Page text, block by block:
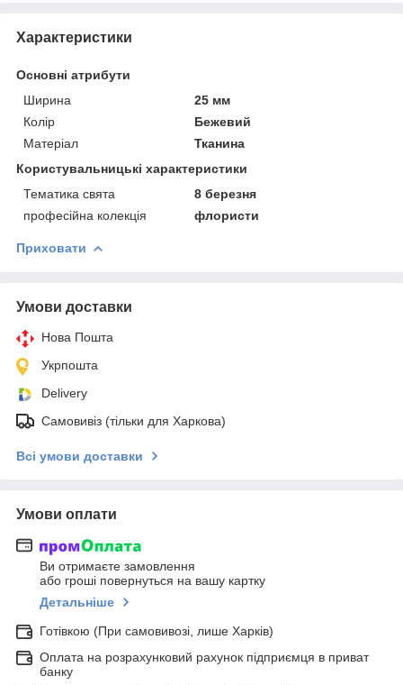
Характеристики
Основні атрибути
Ширина
25 мм
Колір
Бежевий
Матеріал
Тканина
Користувальницькі характеристики
Тематика свята
8 березня
професійна колекція
флористи
Приховати
Умови доставки
Нова Пошта
Укрпошта
Delivery
Самовивіз (тільки для Харкова)
Всі умови доставки
Умови оплати
Ви отримаєте замовлення
або гроші повернуться на вашу картку
Детальніше
Готівкою (При самовивозі, лише Харків)
Оплата на розрахунковий рахунок підприємця в приват
банку